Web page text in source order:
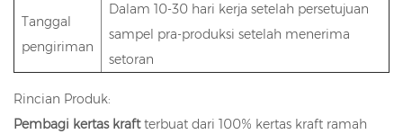
Tanggal
pengiriman
Dalam 10-30 hari kerja setelah persetujuan
sampel pra-produksi setelah menerima
setoran
Rincian Produk:
Pembagi kertas kraftterbuat dari 100% kertas kraft ramah